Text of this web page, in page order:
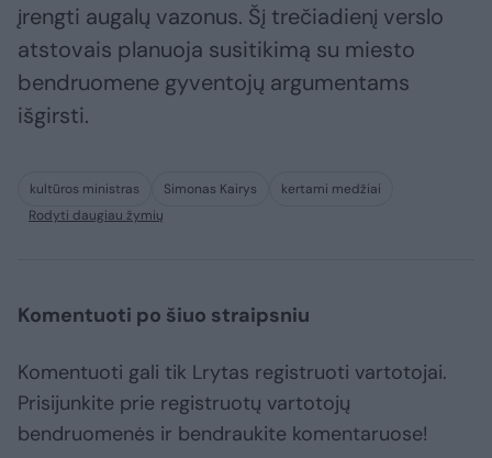
įrengti augalų vazonus. Šį trečiadienį verslo
atstovais planuoja susitikimą su miesto
bendruomene gyventojų argumentams
išgirsti.
kultūros ministras Simonas Kairys
kertami medžiai
Rodyti daugiau žymių
Komentuoti po šiuo straipsniu
Komentuoti gali tik Lrytas registruoti vartotojai.
Prisijunkite prie registruotų vartotojų
bendruomenės ir bendraukite komentaruose!